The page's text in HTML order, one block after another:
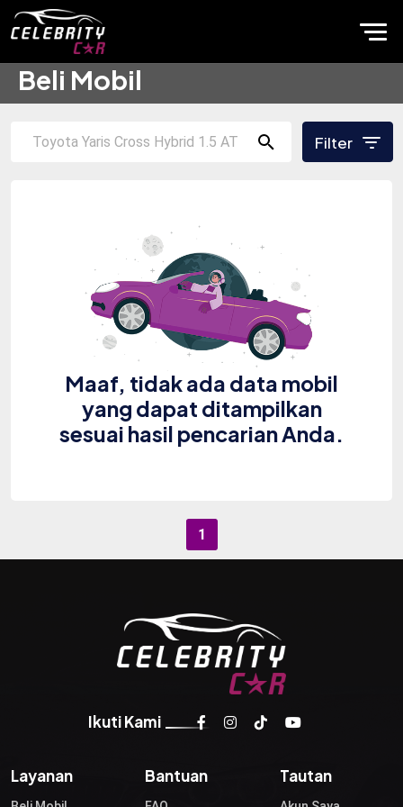
Beli Mobil
Filter
Maaf, tidak ada data mobil
yang dapat ditampilkan
sesuai hasil pencarian Anda.
1
Ikuti Kami
Layanan Bantuan Tautan